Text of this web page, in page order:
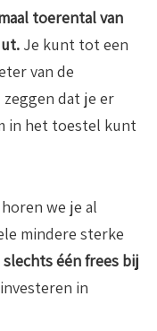
toerental van
Je kunt tot een
van de
dat je er
in het toestel kunt
we je al
mindere sterke
slechts één frees bij
in